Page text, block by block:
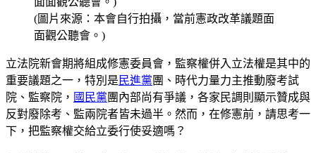
(圖片來源：本會自行拍攝，當前憲政改革議題面
面觀公聽會。)
立法院新會期將組成修憲委員會，監察權併入立法權是其中的
重要議題之一，特別是 民進黨 團、時代力量力主推動廢考試
院、監察院， 國民黨 團內部尚有爭議，各家民調則顯示贊成與
反對廢除考、監兩院者皆未過半。然而，在修憲前，請思考一
下，把監察權交給立委行使妥適嗎？